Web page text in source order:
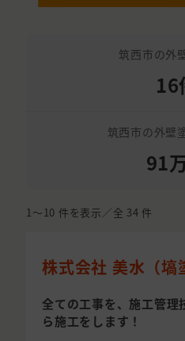
筑西市の外
16
筑西市の外壁
91
1〜10 件を表示／全 34 件
株式会社 美水（塙
全ての工事を、施工管理
ら施工をします！